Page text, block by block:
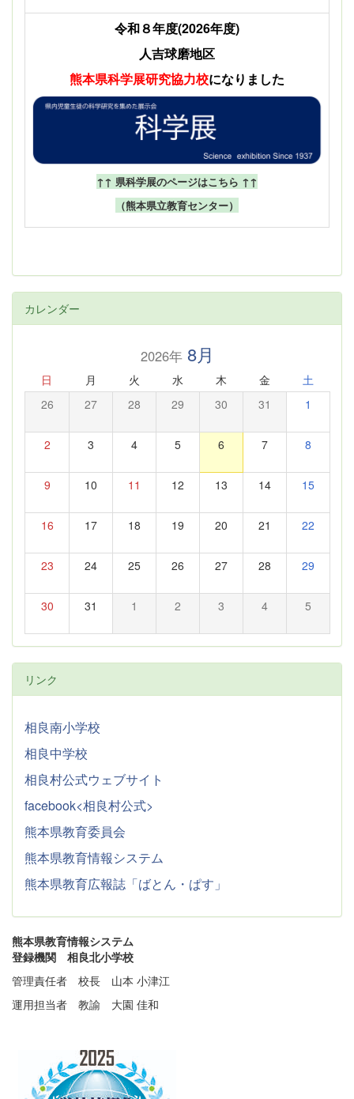
令和８年度(2026年度)
人吉球磨地区
熊本県科学展研究協力校になりました
↑↑ 県科学展のページはこちら ↑↑
（熊本県立教育センター）
カレンダー
2026年8月
日 月 火 水 木 金 土
26 27 28 29 30 31 1
2 3 4 5 6 7 8
9 10 11 12 13 14 15
16 17 18 19 20 21 22
23 24 25 26 27 28 29
30 31 1 2 3 4 5
リンク
相良南小学校
相良中学校
相良村公式ウェブサイト
facebook<相良村公式>
熊本県教育委員会
熊本県教育情報システム
熊本県教育広報誌「ばとん・ぱす」
熊本県教育情報システム
登録機関 相良北小学校
管理責任者 校長 山本 小津江
運用担当者 教諭 大園 佳和